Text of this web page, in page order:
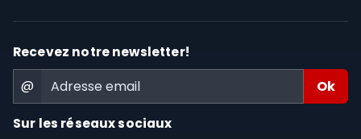
Recevez notre newsletter!
@
Sur les réseaux sociaux